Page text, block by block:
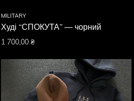
MILITARY
Худі “СПОКУТА” — чорний
1 700,00 ₴